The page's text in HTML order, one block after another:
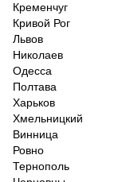
Кременчуг
Кривой Рог
Львов
Николаев
Одесса
Полтава
Харьков
Хмельницкий
Винница
Ровно
Тернополь